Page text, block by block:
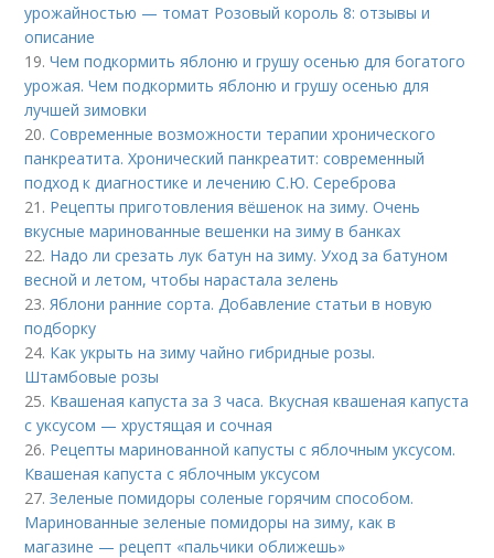
урожайностью — томат Розовый король 8: отзывы и
описание
19.Чем подкормить яблоню и грушу осенью для богатого
урожая. Чем подкормить яблоню и грушу осенью для
лучшей зимовки
20.Современные возможности терапии хронического
панкреатита. Хронический панкреатит: современный
подход к диагностике и лечению С.Ю. Сереброва
21. Рецепты приготовления вёшенок на зиму. Очень
вкусные маринованные вешенки на зиму в банках
22. Надо ли срезать лук батун на зиму. Уход за батуном
весной и летом, чтобы нарастала зелень
23. Яблони ранние сорта. Добавление статьи в новую
подборку
24. Как укрыть на зиму чайно гибридные розы.
Штамбовые розы
25. Квашеная капуста за 3 часа. Вкусная квашеная капуста
с уксусом — хрустящая и сочная
26. Рецепты маринованной капусты с яблочным уксусом.
Квашеная капуста с яблочным уксусом
27.Зеленые помидоры соленые горячим способом.
Маринованные зеленые помидоры на зиму, как в
магазине — рецепт «пальчики оближешь»